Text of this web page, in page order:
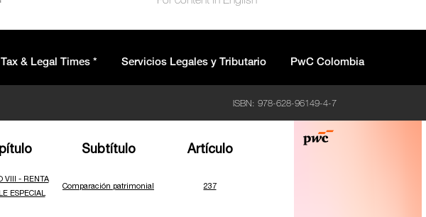
Tax & Legal Times * Servicios Legales y Tributario PwC Colombia
ISBN: 978-628-96149-4-7